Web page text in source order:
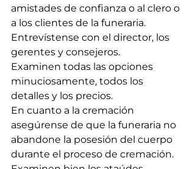
amistades de confianza o al clero o
a los clientes de la funeraria.
Entrevístense con el director, los
gerentes y consejeros.
Examinen todas las opciones
minuciosamente, todos los
detalles y los precios.
En cuanto a la cremación
asegúrense de que la funeraria no
abandone la posesión del cuerpo
durante el proceso de cremación.